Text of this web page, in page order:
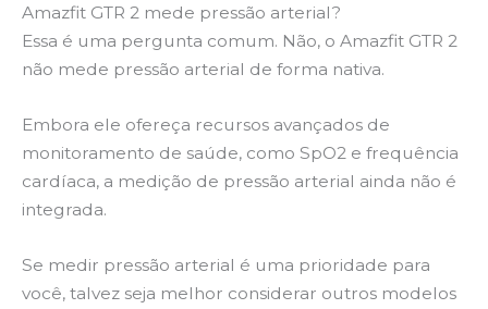
Amazfit GTR 2 mede pressão arterial?
Essa é uma pergunta comum. Não, o Amazfit GTR 2
não mede pressão arterial de forma nativa.
Embora ele ofereça recursos avançados de
monitoramento de saúde, como SpO2 e frequência
cardíaca, a medição de pressão arterial ainda não é
integrada.
Se medir pressão arterial é uma prioridade para
você, talvez seja melhor considerar outros modelos